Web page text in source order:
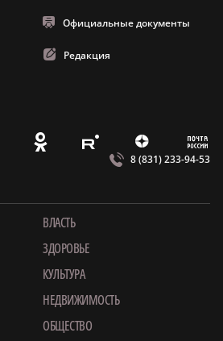
Официальные документы
Редакция
O E Z m
8 (831) 233-94-53
ВЛАСТЬ
ЗДОРОВЬЕ
КУЛЬТУРА
НЕДВИЖИМОСТЬ
ОБЩЕСТВО